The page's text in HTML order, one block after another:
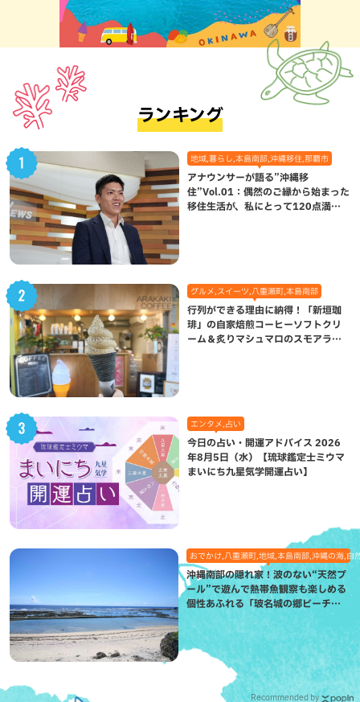
ランキング
地域,暮らし,本島南部,沖縄移住,那覇市
アナウンサーが語る”沖縄移
住”Vol.01：偶然のご縁から始まった
移住生活が、私にとって120点満点
グルメ,スイーツ,八重瀬町,本島南部
行列ができる理由に納得！「新垣珈
琲」の自家焙煎コーヒーソフトクリ
ーム＆炙りマシュマロのスモアラテ
エンタメ,占い
今日の占い・開運アドバイス 2026
年8月5日（水）【琉球鑑定士ミウマ
まいにち九星気学開運占い】
おでかけ,八重瀬町,地域,本島南部,沖縄の海,自
沖縄南部の隠れ家！波のない“天然プ
ール”で遊んで熱帯魚観察も楽しめる
個性あふれる「玻名城の郷ビーチ」
（八重瀬町）
Recommended by